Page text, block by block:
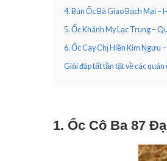
4. Bún Ốc Bà Giao Bạch Mai –
5. Ốc Khánh My Lạc Trung –
6. Ốc Cay Chị Hiền Kim Ngưu
Giải đáp tất tần tật về các
1. Ốc Cô Ba 87